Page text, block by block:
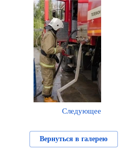
Следующее
Вернуться в галерею